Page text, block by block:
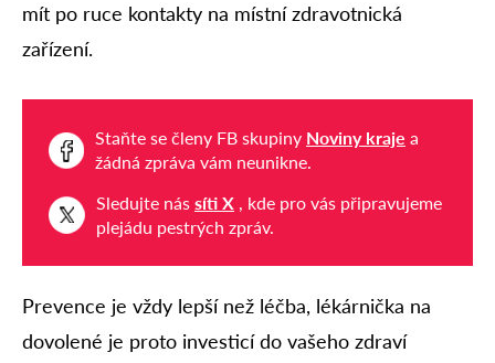
mít po ruce kontakty na místní zdravotnická
zařízení.
Staňte se členy FB skupiny Noviny kraje a
žádná zpráva vám neunikne.
Sledujte nás síti X , kde pro vás připravujeme
plejádu pestrých zpráv.
Prevence je vždy lepší než léčba, lékárnička na
dovolené je proto investicí do vašeho zdraví